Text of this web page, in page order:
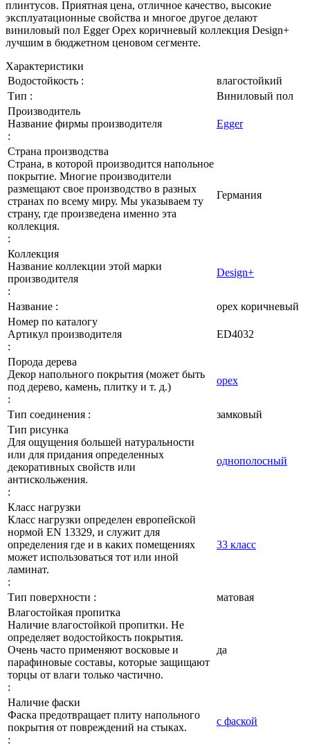
плинтусов. Приятная цена, отличное качество, высокие
эксплуатационные свойства и многое другое делают
виниловый пол Egger Орех коричневый коллекция Design+
лучшим в бюджетном ценовом сегменте.
Характеристики
Водостойкость :
влагостойкий
Тип :
Виниловый пол
Производитель
Название фирмы производителя
:
Egger
Страна производства
Страна, в которой производится напольное
покрытие. Многие производители
размещают свое производство в разных
странах по всему миру. Мы указываем ту
страну, где произведена именно эта
коллекция.
:
Германия
Коллекция
Название коллекции этой марки
производителя
:
Design+
Название :
орех коричневый
Номер по каталогу
Артикул производителя
:
ED4032
Порода дерева
Декор напольного покрытия (может быть
под дерево, камень, плитку и т. д.)
:
орех
Тип соединения :
замковый
Тип рисунка
Для ощущения большей натуральности
или для придания определенных
декоративных свойств или
антискольжения.
:
однополосный
Класс нагрузки
Класс нагрузки определен европейской
нормой EN 13329, и служит для
определения где и в каких помещениях
может использоваться тот или иной
ламинат.
:
33 класс
Тип поверхности :
матовая
Влагостойкая пропитка
Наличие влагостойкой пропитки. Не
определяет водостойкость покрытия.
Очень часто применяют восковые и
парафиновые составы, которые защищают
торцы от влаги только частично.
:
да
Наличие фаски
Фаска предотвращает плиту напольного
покрытия от повреждений на стыках.
:
с фаской